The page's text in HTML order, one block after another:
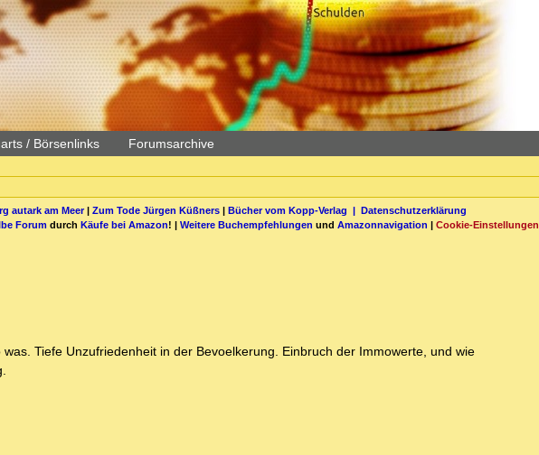
/ Börsenlinks Forumsarchive
autark am Meer| Zum Tode Jürgen Küßners| Bücher vom Kopp-Verlag | Datenschutzerklärung
Forum durch Käufe bei Amazon! | Weitere Buchempfehlungen und Amazonnavigation | Cookie-Einstellungen
Tiefe Unzufriedenheit in der Bevoelkerung. Einbruch der Immowerte, und wie